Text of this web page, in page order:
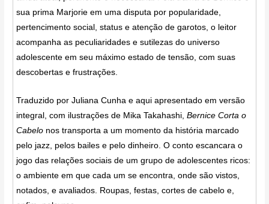
sua prima Marjorie em uma disputa por popularidade,
pertencimento social, status e atenção de garotos, o leitor
acompanha as peculiaridades e sutilezas do universo
adolescente em seu máximo estado de tensão, com suas
descobertas e frustrações.
Traduzido por Juliana Cunha e aqui apresentado em versão
integral, com ilustrações de Mika Takahashi,Bernice Corta o
Cabelo nos transporta a um momento da história marcado
pelo jazz, pelos bailes e pelo dinheiro. O conto escancara o
jogo das relações sociais de um grupo de adolescentes ricos:
o ambiente em que cada um se encontra, onde são vistos,
notados, e avaliados. Roupas, festas, cortes de cabelo e,